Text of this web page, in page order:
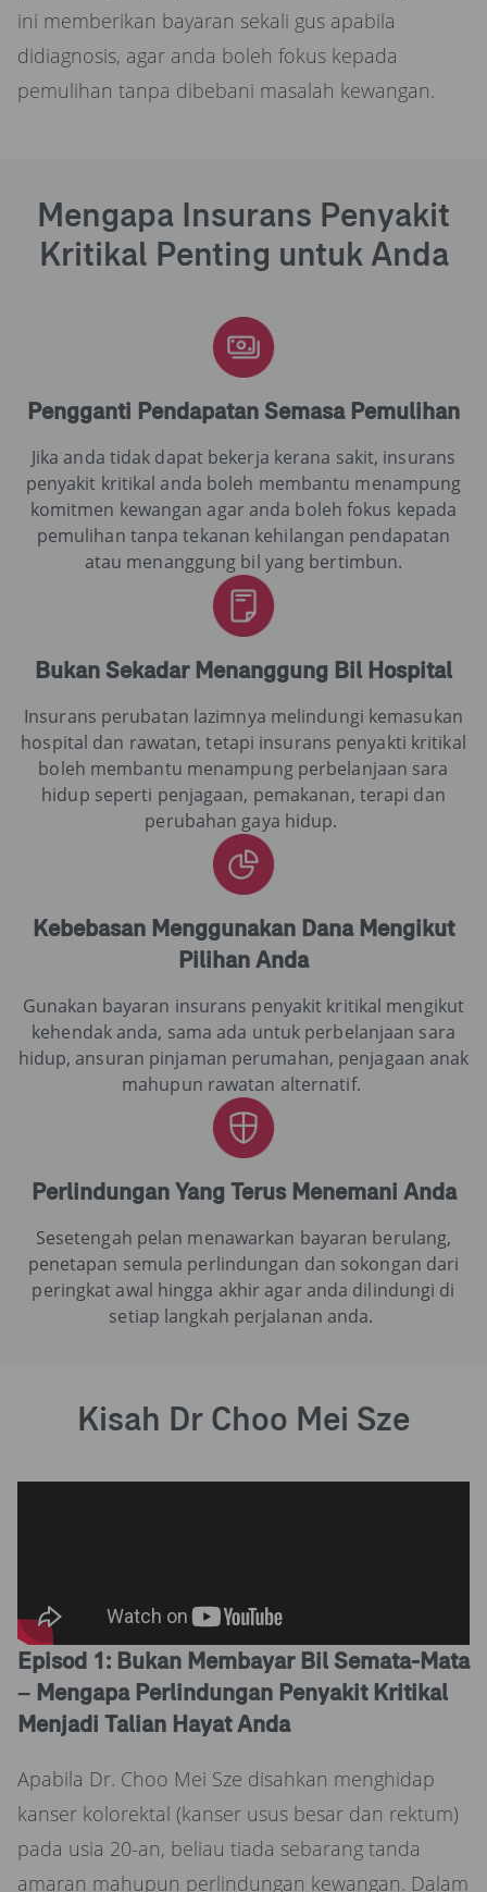
ini memberikan bayaran sekali gus apabila
didiagnosis, agar anda boleh fokus kepada
pemulihan tanpa dibebani masalah kewangan.
Mengapa Insurans Penyakit
Kritikal Penting untuk Anda
Pengganti Pendapatan Semasa Pemulihan
Jika anda tidak dapat bekerja kerana sakit, insurans
penyakit kritikal anda boleh membantu menampung
komitmen kewangan agar anda boleh fokus kepada
pemulihan tanpa tekanan kehilangan pendapatan
atau menanggung bil yang bertimbun.
Bukan Sekadar Menanggung Bil Hospital
Insurans perubatan lazimnya melindungi kemasukan
hospital dan rawatan, tetapi insurans penyakti kritikal
boleh membantu menampung perbelanjaan sara
hidup seperti penjagaan, pemakanan, terapi dan
perubahan gaya hidup.
Kebebasan Menggunakan Dana Mengikut
Pilihan Anda
Gunakan bayaran insurans penyakit kritikal mengikut
kehendak anda, sama ada untuk perbelanjaan sara
hidup, ansuran pinjaman perumahan, penjagaan anak
mahupun rawatan alternatif.
Perlindungan Yang Terus Menemani Anda
Sesetengah pelan menawarkan bayaran berulang,
penetapan semula perlindungan dan sokongan dari
peringkat awal hingga akhir agar anda dilindungi di
setiap langkah perjalanan anda.
Kisah Dr Choo Mei Sze
Episod 1: Bukan Membayar Bil Semata-Mata
– Mengapa Perlindungan Penyakit Kritikal
Menjadi Talian Hayat Anda
Apabila Dr. Choo Mei Sze disahkan menghidap
kanser kolorektal (kanser usus besar dan rektum)
pada usia 20-an, beliau tiada sebarang tanda
amaran mahupun perlindungan kewangan. Dalam